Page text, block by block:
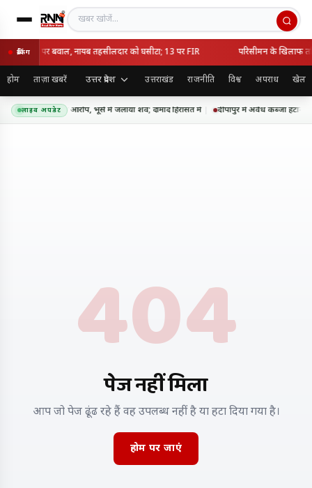
खबर खोजें
ब्रेकिंग
हटाने पर बवाल, नायब तहसीलदार को घसीटा; 13 पर FIR परिसीमन के खिलाफ
होम ताज़ा खबरें उत्तर प्रदेश उत्तराखंड राजनीति विश्व अपराध खेल
लाइव अपडेट
में सास की हत्या का आरोप, भूसे में जलाया शव; दामाद हिरासत में दीपापुर में अवैध कब्जा हटाने
404
पेज नहीं मिला
आप जो पेज ढूंढ रहे हैं वह उपलब्ध नहीं है या हटा दिया गया है।
होम पर जाएं